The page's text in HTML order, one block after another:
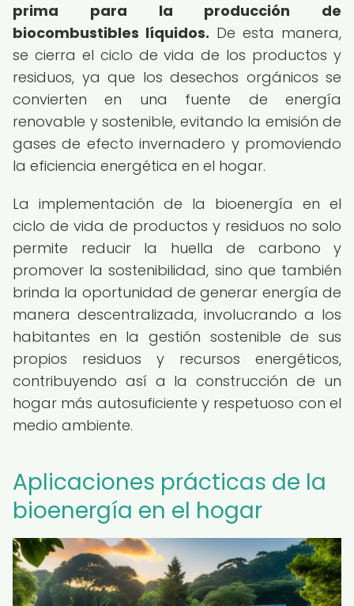
prima para la producción de
biocombustibles líquidos. De esta manera,
se cierra el ciclo de vida de los productos y
residuos, ya que los desechos orgánicos se
convierten en una fuente de energía
renovable y sostenible, evitando la emisión de
gases de efecto invernadero y promoviendo
la eficiencia energética en el hogar.
La implementación de la bioenergía en el
ciclo de vida de productos y residuos no solo
permite reducir la huella de carbono y
promover la sostenibilidad, sino que también
brinda la oportunidad de generar energía de
manera descentralizada, involucrando a los
habitantes en la gestión sostenible de sus
propios residuos y recursos energéticos,
contribuyendo así a la construcción de un
hogar más autosuficiente y respetuoso con el
medio ambiente.
Aplicaciones prácticas de la
bioenergía en el hogar